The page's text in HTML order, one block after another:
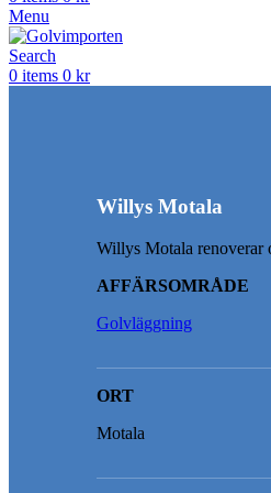
Menu
Search
0 items 0 kr
Willys Motala
Willys Motala renoverar
AFFÄRSOMRÅDE
Golvläggning
ORT
Motala